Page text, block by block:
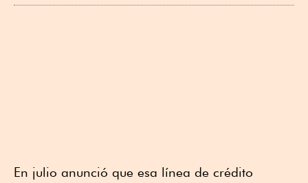
En julio anunció que esa línea de crédito